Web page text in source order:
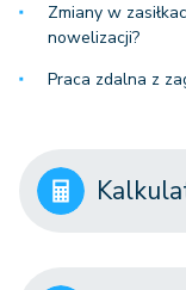
Zmiany w
nowelizacji?
Praca zdalna z